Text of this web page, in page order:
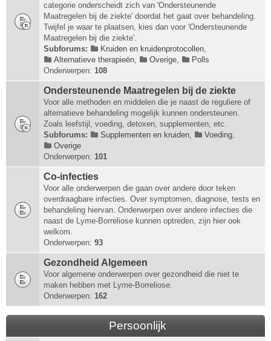
categorie onderscheidt zich van 'Ondersteunende
Maatregelen bij de ziekte' doordat het gaat over behandeling.
Twijfel je waar te plaatsen, kies dan voor 'Ondersteunende
Maatregelen bij die ziekte'.
Subforums:
Kruiden en kruidenprotocollen,
Alternatieve therapieën, Overige,
Polls
Onderwerpen: 108
Ondersteunende Maatregelen bij de ziekte
Voor alle methoden en middelen die je naast de reguliere of
alternatieve behandeling mogelijk kunnen ondersteunen.
Zoals leefstijl, voeding, detoxen, supplementen, etc.
Subforums:
Supplementen en kruiden, Voeding,
Overige
Onderwerpen: 101
Co-infecties
Voor alle onderwerpen die gaan over andere door teken
overdraagbare infecties. Over symptomen, diagnose, tests en
behandeling hiervan. Onderwerpen over andere infecties die
naast de Lyme-Borreliose kunnen optreden, zijn hier ook
welkom.
Onderwerpen: 93
Gezondheid Algemeen
Voor algemene onderwerpen over gezondheid die niet te
maken hebben met Lyme-Borreliose.
Onderwerpen: 162
Persoonlijk